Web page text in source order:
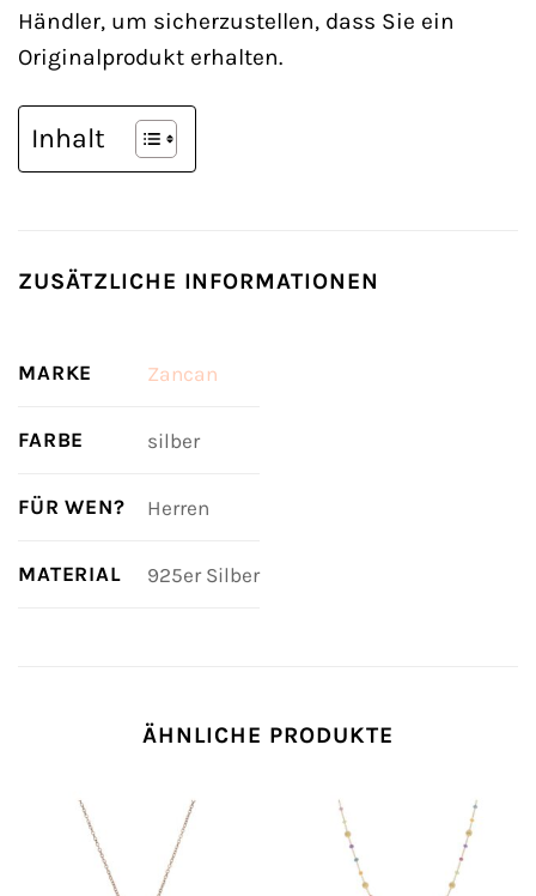
Händler, um sicherzustellen, dass Sie ein
Originalprodukt erhalten.
Inhalt
ZUSÄTZLICHE INFORMATIONEN
MARKE Zancan
FARBE silber
FÜR WEN? Herren
MATERIAL 925er Silber
ÄHNLICHE PRODUKTE